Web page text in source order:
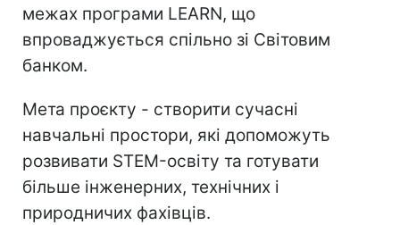
межах програми LEARN, що
впроваджується спільно зі Світовим
банком.
Мета проєкту - створити сучасні
навчальні простори, які допоможуть
розвивати STEM-освіту та готувати
більше інженерних, технічних і
природничих фахівців.